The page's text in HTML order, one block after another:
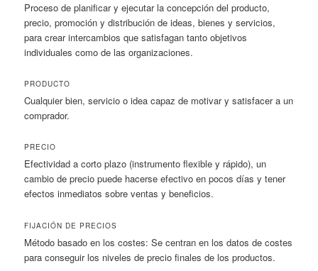
Proceso de planificar y ejecutar la concepción del producto,
precio, promoción y distribución de ideas, bienes y servicios,
para crear intercambios que satisfagan tanto objetivos
individuales como de las organizaciones.
PRODUCTO
Cualquier bien, servicio o idea capaz de motivar y satisfacer a un
comprador.
PRECIO
Efectividad a corto plazo (instrumento flexible y rápido), un
cambio de precio puede hacerse efectivo en pocos días y tener
efectos inmediatos sobre ventas y beneficios.
FIJACIÓN DE PRECIOS
Método basado en los costes: Se centran en los datos de costes
para conseguir los niveles de precio finales de los productos.